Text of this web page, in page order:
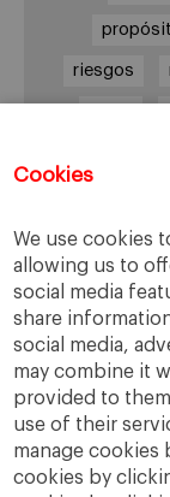
Cookies
We use cookies
allowing us to
social media
share
social media,
may combine it
provided to
use of their
manage cookies
cookies by
riesgos
Enlaces
Cátedra de